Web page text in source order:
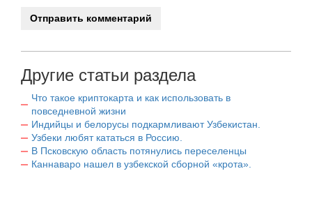
Другие статьи раздела
Что такое криптокарта и как использовать в
повседневной жизни
Индийцы и белорусы подкармливают Узбекистан.
Узбеки любят кататься в Россию.
В Псковскую область потянулись переселенцы
Каннаваро нашел в узбекской сборной «крота».